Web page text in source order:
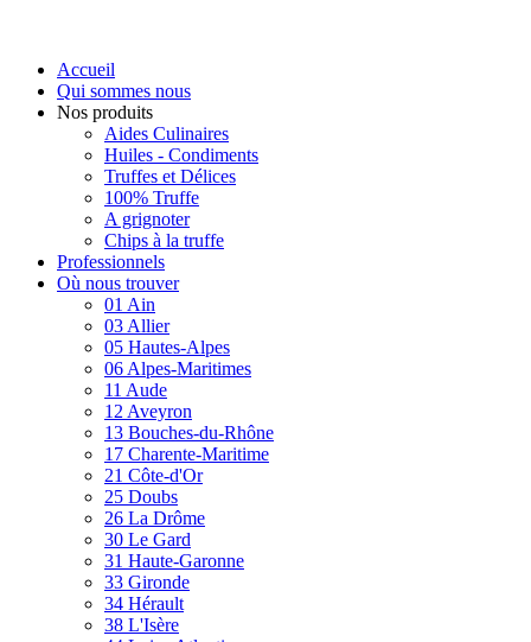
Accueil
Qui sommes nous
Nos produits
Aides Culinaires
Huiles - Condiments
Truffes et Délices
100% Truffe
A grignoter
Chips à la truffe
Professionnels
Où nous trouver
01 Ain
03 Allier
05 Hautes-Alpes
06 Alpes-Maritimes
11 Aude
12 Aveyron
13 Bouches-du-Rhône
17 Charente-Maritime
21 Côte-d'Or
25 Doubs
26 La Drôme
30 Le Gard
31 Haute-Garonne
33 Gironde
34 Hérault
38 L'Isère